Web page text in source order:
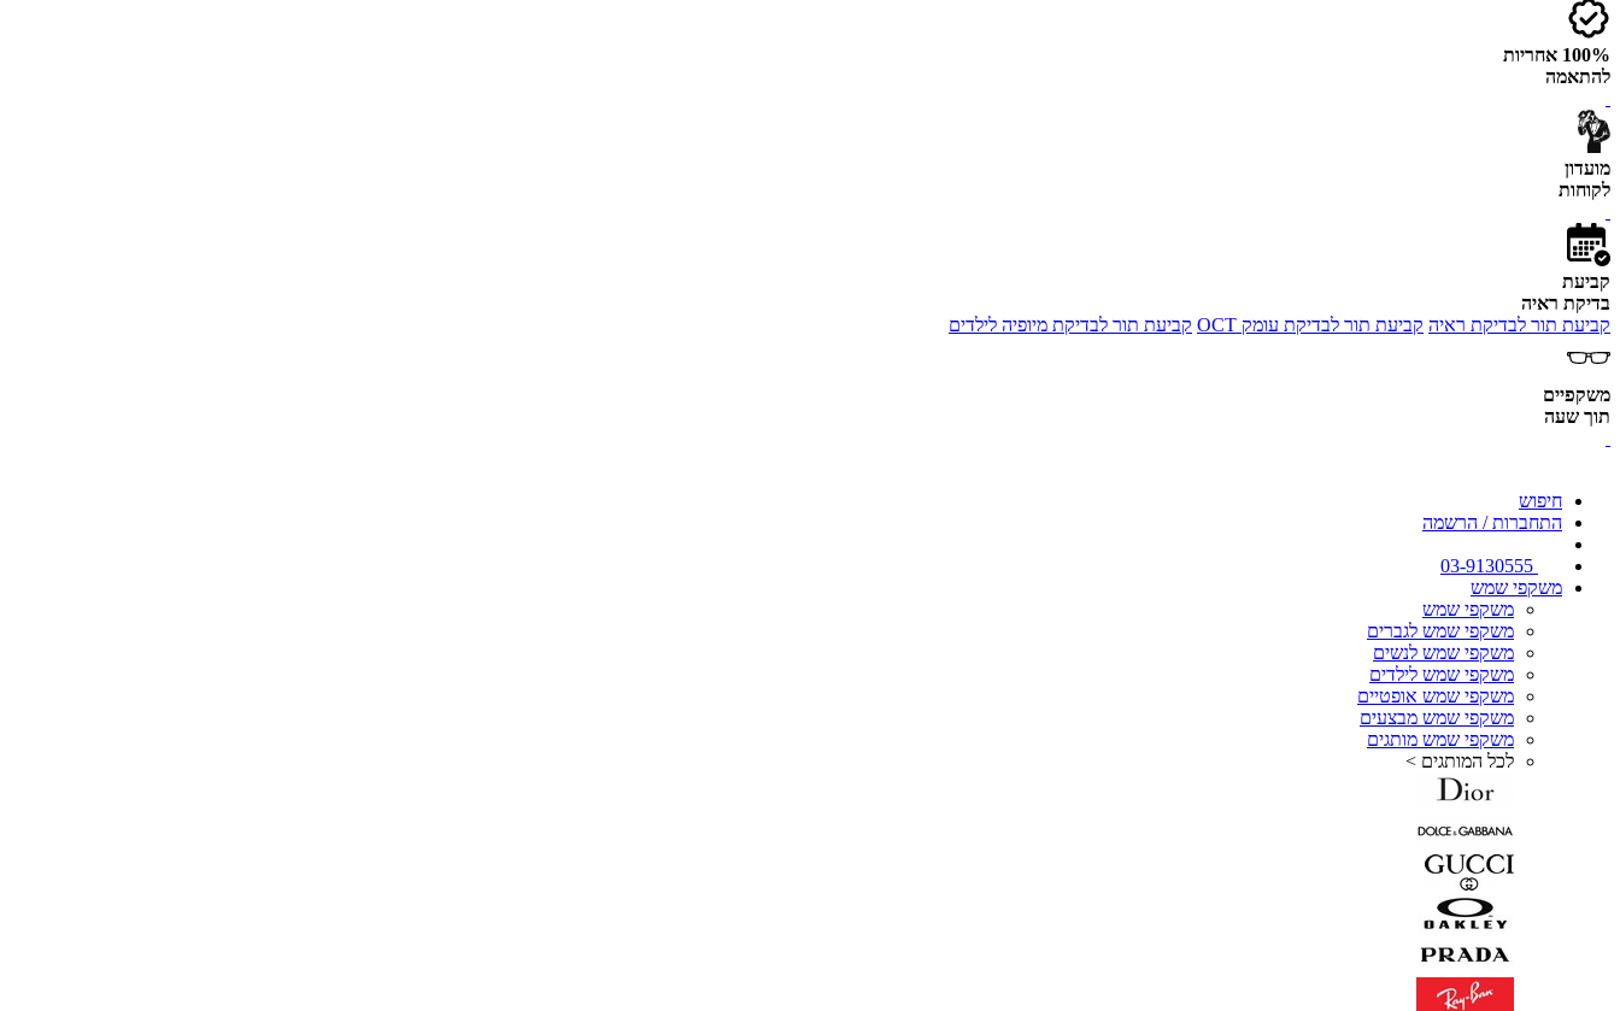
100% אחריות
להתאמה
מועדון
לקוחות
קביעת
בדיקת ראיה
קביעת תור לבדיקת ראיה קביעת תור לבדיקת עומק OCT קביעת תור לבדיקת מיופיה לילדים
משקפיים
תוך שעה
חיפוש
התחברות / הרשמה
משקפי שמש
משקפי שמש
משקפי שמש לגברים
משקפי שמש לנשים
משקפי שמש לילדים
משקפי שמש אופטיים
משקפי שמש מבצעים
משקפי שמש מותגים
לכל המותגים >